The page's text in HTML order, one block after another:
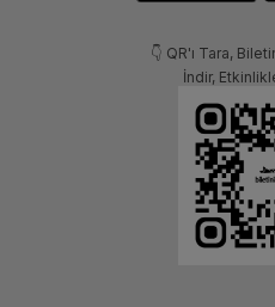
👇 QR'ı Tara,
İndir,